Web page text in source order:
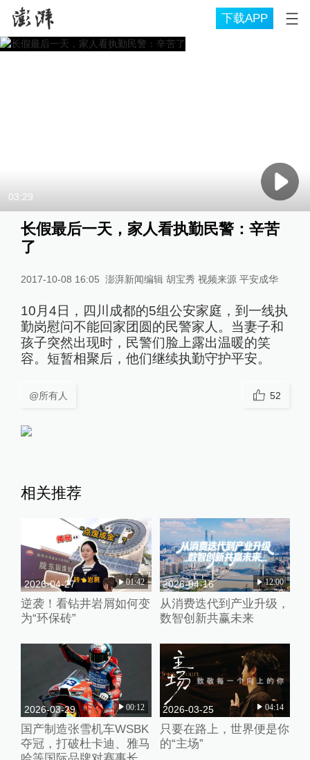
下载APP
03:29
长假最后一天，家人看执勤民警：辛苦
了
2017-10-08 16:05 澎湃新闻编辑 胡宝秀 视频来源 平安成华
10月4日，四川成都的5组公安家庭，到一线执
勤岗慰问不能回家团圆的民警家人。当妻子和
孩子突然出现时，民警们脸上露出温暖的笑
容。短暂相聚后，他们继续执勤守护平安。
@所有人 52
相关推荐
2026-04-27 01:42
逆袭！看钻井岩屑如何变
为“环保砖”
2026-04-16 12:00
从消费迭代到产业升级，
数智创新共赢未来
2026-03-29 00:12
国产制造张雪机车WSBK
夺冠，打破杜卡迪、雅马
2026-03-25 04:14
只要在路上，世界便是你
的“主场”